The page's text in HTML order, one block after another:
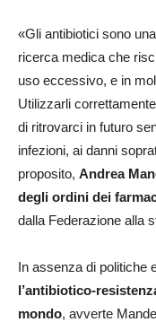
«Gli antibiotici sono
ricerca medica che
uso eccessivo, e in
Utilizzarli
di ritrovarci in futuro
infezioni, ai danni
proposito, Andrea
degli ordini dei
dalla Federazione alla
In assenza di politiche
l’antibiotico-
mondo, avverte